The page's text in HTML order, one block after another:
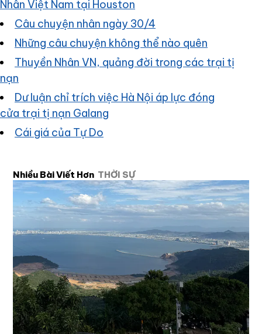
Nhân Việt Nam tại Houston
Câu chuyện nhân ngày 30/4
Những câu chuyện không thể nào quên
Thuyền Nhân VN, quảng đời trong các trại tị
nạn
Dư luận chỉ trích việc Hà Nội áp lực đóng
cửa trại tị nạn Galang
Cái giá của Tự Do
Nhiều Bài Viết Hơn THỜI SỰ